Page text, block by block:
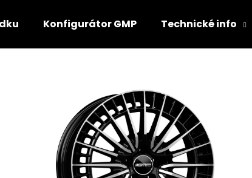
Konfigurátor GMP Technické info
HLEDAT
Doporučujeme